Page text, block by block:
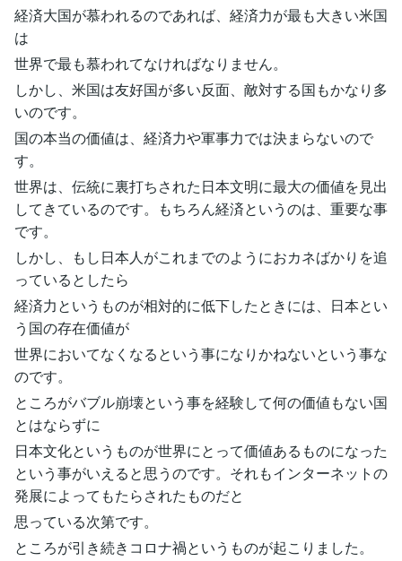
経済大国が慕われるのであれば、経済力が最も大きい米国
は
世界で最も慕われてなければなりません。
しかし、米国は友好国が多い反面、敵対する国もかなり多
いのです。
国の本当の価値は、経済力や軍事力では決まらないので
す。
世界は、伝統に裏打ちされた日本文明に最大の価値を見出
してきているのです。もちろん経済というのは、重要な事
です。
しかし、もし日本人がこれまでのようにおカネばかりを追
っているとしたら
経済力というものが相対的に低下したときには、日本とい
う国の存在価値が
世界においてなくなるという事になりかねないという事な
のです。
ところがバブル崩壊という事を経験して何の価値もない国
とはならずに
日本文化というものが世界にとって価値あるものになった
という事がいえると思うのです。それもインターネットの
発展によってもたらされたものだと
思っている次第です。
ところが引き続きコロナ禍というものが起こりました。